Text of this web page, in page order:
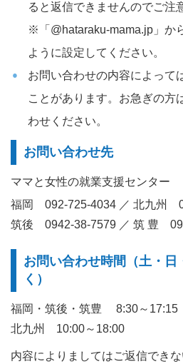
ると返信できませんのでご注
※「@hataraku-mama.jp」か
ように設定してください。
お問い合わせの内容によって
ことがあります。お急ぎの方
わせください。
お問い合わせ先
ママと女性の就業支援センター
福岡 092-725-4034 ／ 北九州
筑後 0942-38-7579 ／ 筑 豊
お問い合わせ時間（土・日
く）
福岡・筑後・筑豊 8:30～17:15
北九州 10:00～18:00
内容によりましてはご返信でき